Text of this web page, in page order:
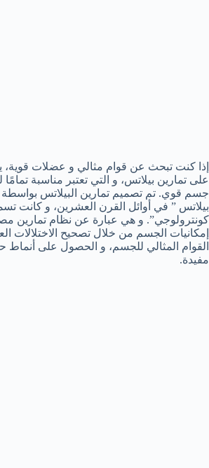
إذا كنت تبحث عن قوام مثالي و عضلات قوية،
على تمارين بيلاتس، و التي تعتبر مناسبة
جسم قوي. تم تصميم تمارين البيلاتس
بيلاتس ” في أوائل القرن العشرين، و كانت
كونترولوجي”. و هي عبارة عن نظام تمارين
إمكانيات الجسم من خلال تصحيح الاختلالات
القوام المثالي للجسم، و الحصول على أنماط
مفيدة.